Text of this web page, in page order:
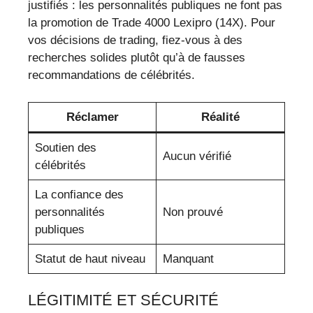
justifiés : les personnalités publiques ne font pas
la promotion de Trade 4000 Lexipro (14X). Pour
vos décisions de trading, fiez-vous à des
recherches solides plutôt qu’à de fausses
recommandations de célébrités.
Réclamer Réalité
Soutien des
célébrités
Aucun vérifié
La confiance des
personnalités
publiques
Non prouvé
Statut de haut niveau Manquant
LÉGITIMITÉ ET SÉCURITÉ